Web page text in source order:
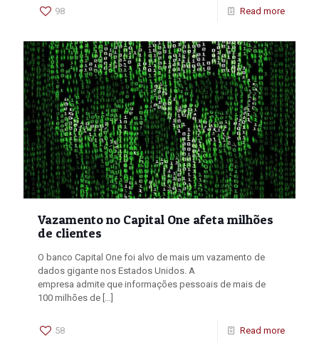
98 Read more
Vazamento no Capital One afeta milhões
de clientes
O banco Capital One foi alvo de mais um vazamento de
dados gigante nos Estados Unidos. A
empresa admite que informações pessoais de mais de
100 milhões de […]
58 Read more